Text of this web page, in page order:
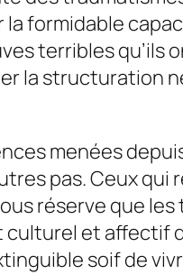
formidable
terribles qu’ils
la structuration
menées
pas. Ceux
réserve que
culturel et
soif de